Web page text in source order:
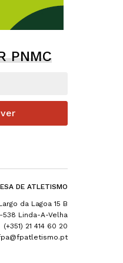
PNMC
DE ATLETISMO
da Lagoa 15 B
538 Linda-A-Velha
(+351) 21 414 60 20